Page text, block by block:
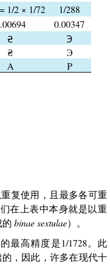
1/2 × 1/72
𐆔
₴
A
1/288
0.00347
℈
Э
P
复使用，且最多各可重
在上表中本身就是以重
binae sextulae）。
最高精度是1/1728。此
，因此，许多在现代十